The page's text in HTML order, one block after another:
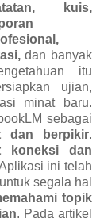
kuis,
dan banyak
itu
ujian,
minat baru.
sebagai
dan berpikir.
koneksi dan
ini telah
segala hal
topik
. Pada artikel